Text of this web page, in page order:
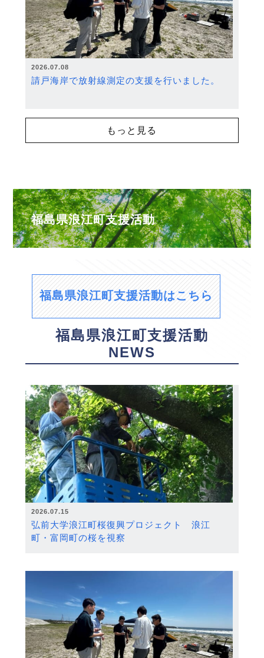
2026.07.08
請戸海岸で放射線測定の支援を行いました。
もっと見る
福島県浪江町支援活動
福島県浪江町支援活動はこちら
福島県浪江町支援活動
NEWS
2026.07.15
弘前大学浪江町桜復興プロジェクト 浪江
町・富岡町の桜を視察